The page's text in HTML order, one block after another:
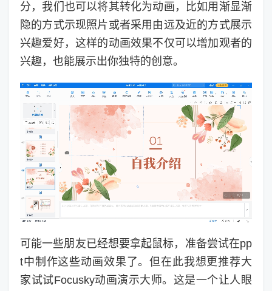
分，我们也可以将其转化为动画，比如用渐显渐
隐的方式示现照片或者采用由远及近的方式展示
兴趣爱好，这样的动画效果不仅可以增加观者的
兴趣，也能展示出你独特的创意。
可能一些朋友已经想要拿起鼠标，准备尝试在pp
t中制作这些动画效果了。但在此我想更推荐大
家试试Focusky动画演示大师。这是一个让人眼